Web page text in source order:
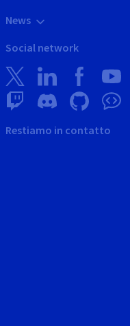
News
Social network
Restiamo in contatto